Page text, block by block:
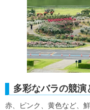
多彩なバラの競演
赤、ピンク、黄色など、